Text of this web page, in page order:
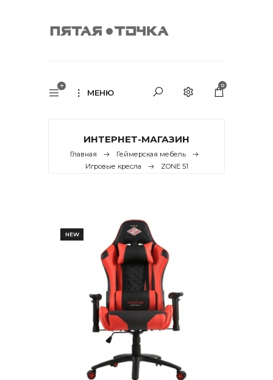
МЕНЮ
0
ИНТЕРНЕТ-МАГАЗИН
Главная
Геймерская мебель
Игровые кресла
ZONE 51
NEW